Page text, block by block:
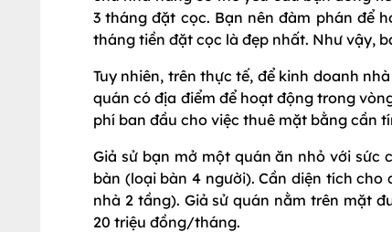
3 tháng đặt cọc. Bạn nên đàm phán để
tháng tiền đặt cọc là đẹp nhất. Như vậy,
Tuy nhiên, trên thực tế, để kinh doanh
quán có địa điểm để hoạt động trong
phí ban đầu cho việc thuê mặt bằng cần
Giả sử bạn mở một quán ăn nhỏ với sức
bàn (loại bàn 4 người). Cần diện tích cho
nhà 2 tầng). Giả sử quán nằm trên mặt
20 triệu đồng/tháng.